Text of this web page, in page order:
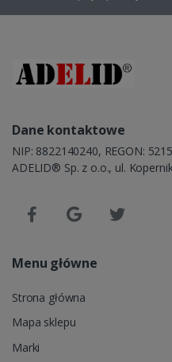
Dane kontaktowe
NIP: 8822140240, REGON:
ADELID® Sp. z o.o., ul.
Menu główne
Strona główna
Mapa sklepu
Marki